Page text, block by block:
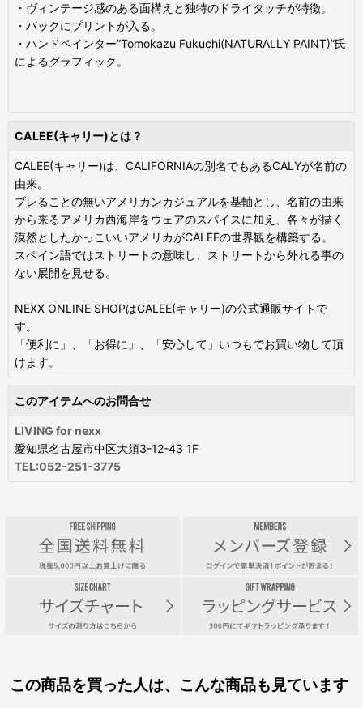
・ヴィンテージ感のある面構えと独特のドライタッチが特徴。
・バックにプリントが入る。
・ハンドペインター”Tomokazu Fukuchi(NATURALLY PAINT)”氏
によるグラフィック。
CALEE(キャリー)とは？
CALEE(キャリー)は、CALIFORNIAの別名でもあるCALYが名前の
由来。
ブレることの無いアメリカンカジュアルを基軸とし、名前の由来
から来るアメリカ西海岸をウェアのスパイスに加え、各々が描く
漠然としたかっこいいアメリカがCALEEの世界観を構築する。
スペイン語ではストリートの意味し、ストリートから外れる事の
ない展開を見せる。
NEXX ONLINE SHOPはCALEE(キャリー)の公式通販サイトで
す。
「便利に」、「お得に」、「安心して」いつもでお買い物して頂
けます。
このアイテムへのお問合せ
LIVING for nexx
愛知県名古屋市中区大須3-12-43 1F
TEL:052-251-3775
この商品を買った人は、こんな商品も見ています